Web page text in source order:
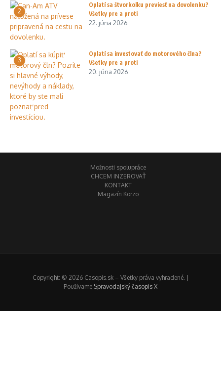
2
Oplatí sa štvorkolku previesť na dovolenku?
Všetky pre a proti
22. júna 2026
3
Oplatí sa investovať do motorového člna?
Všetky pre a proti
20. júna 2026
Možnosti spolupráce
CHCEM INZEROVAŤ
KONTAKT
Magazín Korzo
Copyright: © 2026 Casopis.sk – Všetky práva vyhradené. |
Používame Spravodajský časopis X